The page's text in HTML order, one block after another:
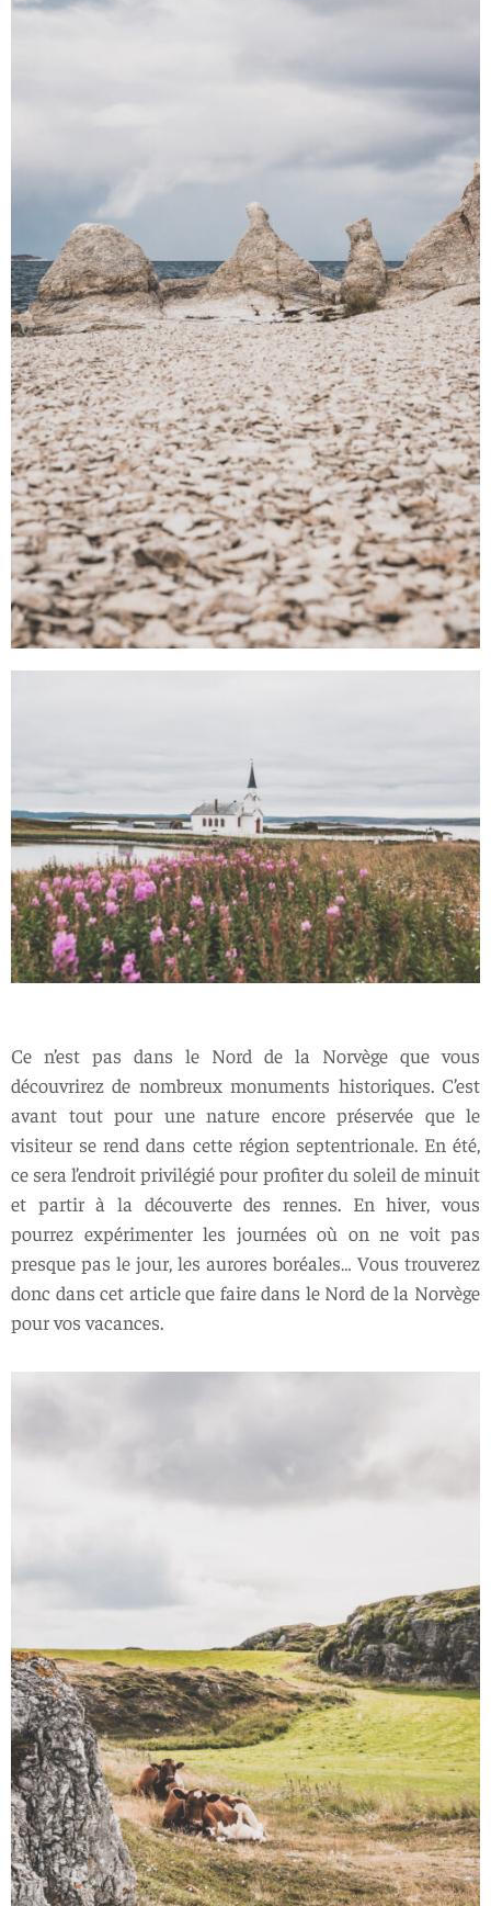
Ce n’est pas dans le Nord de la Norvège que vous
découvrirez de nombreux monuments historiques. C’est
avant tout pour une nature encore préservée que le
visiteur se rend dans cette région septentrionale. En été,
ce sera l’endroit privilégié pour profiter du soleil de minuit
et partir à la découverte des rennes. En hiver, vous
pourrez expérimenter les journées où on ne voit pas
presque pas le jour, les aurores boréales… Vous trouverez
donc dans cet article que faire dans le Nord de la Norvège
pour vos vacances.